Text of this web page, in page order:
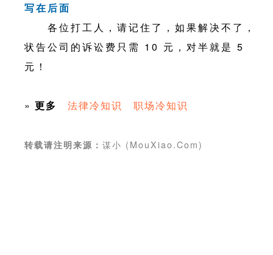
写在后面
各位打工人，请记住了，如果解决不了，
状告公司的诉讼费只需 10 元，对半就是 5
元！
» 更多 法律冷知识 职场冷知识
转载请注明来源： 谋小 (MouXiao.Com)